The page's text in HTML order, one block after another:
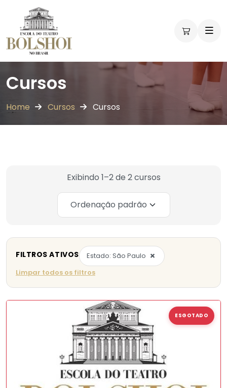
Cursos
Home Cursos Cursos
Exibindo 1–2 de 2 cursos
FILTROS ATIVOS Estado: São Paulo ×
Limpar todos os filtros
ESGOTADO